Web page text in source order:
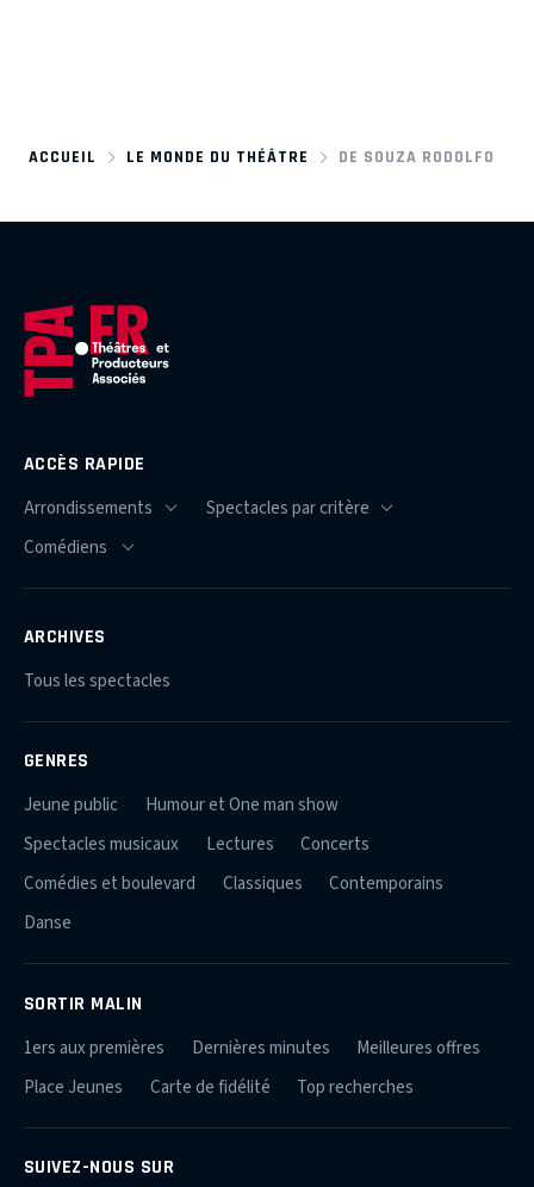
ACCUEIL LE MONDE DU THÉÂTRE DE SOUZA RODOLFO
ACCÈS RAPIDE
ARCHIVES
Tous les spectacles
GENRES
Jeune public
Humour et One man show
Spectacles musicaux
Lectures
Concerts
Comédies et boulevard
Classiques
Contemporains
Danse
SORTIR MALIN
1ers aux premières Dernières minutes
Meilleures offres
Place Jeunes
Carte de fidélité Top recherches
SUIVEZ-NOUS SUR